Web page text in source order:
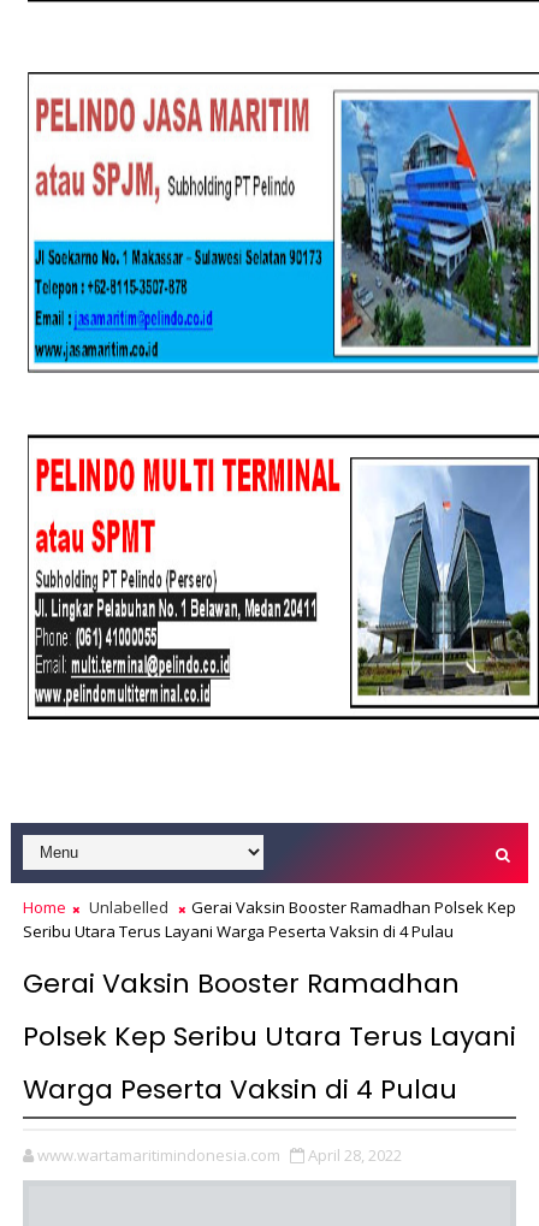
Home Unlabelled
Gerai Vaksin Booster Ramadhan Polsek Kep
Seribu Utara Terus Layani Warga Peserta Vaksin di 4 Pulau
Gerai Vaksin Booster Ramadhan
Polsek Kep Seribu Utara Terus Layani
Warga Peserta Vaksin di 4 Pulau
www.wartamaritimindonesia.com April 28, 2022